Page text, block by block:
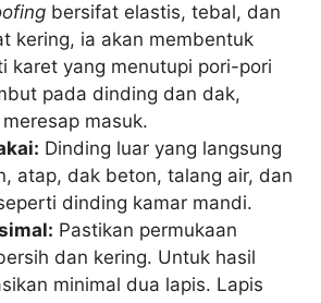
bersifat elastis, tebal, dan
kering, ia akan membentuk
karet yang menutupi pori-pori
pada dinding dan dak,
masuk.
Dinding luar yang langsung
atap, dak beton, talang air, dan
dinding kamar mandi.
Pastikan permukaan
dan kering. Untuk hasil
minimal dua lapis. Lapis